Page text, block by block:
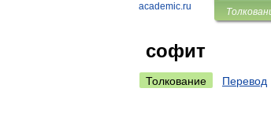
academic.ru
софит
Толкование Перевод